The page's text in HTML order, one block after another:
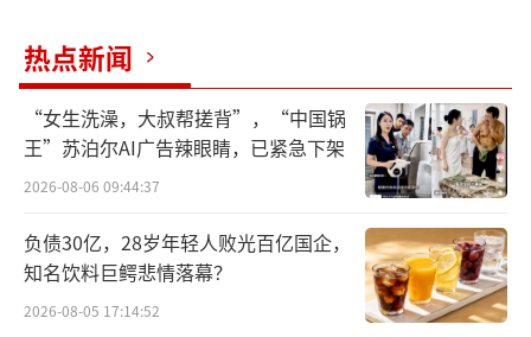
料、美妆个护等细分领域。
热点新闻
“女生洗澡，大叔帮搓背”，“中国锅
王”苏泊尔AI广告辣眼睛，已紧急下架
2026-08-06 09:44:37
负债30亿，28岁年轻人败光百亿国企，
知名饮料巨鳄悲情落幕？
2026-08-05 17:14:52